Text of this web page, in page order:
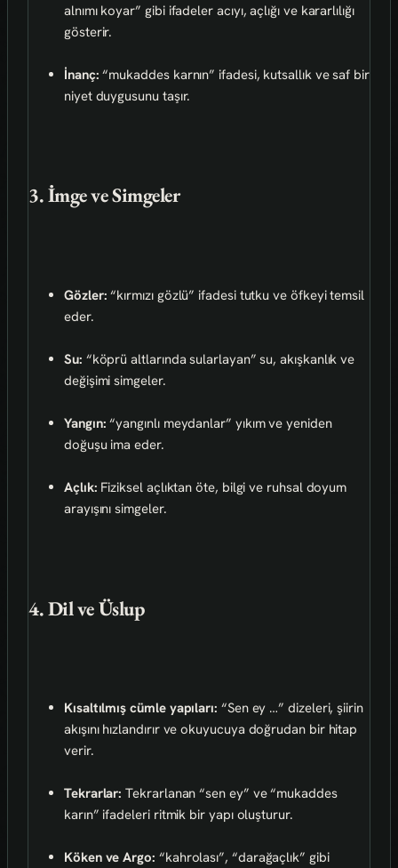
alnımı koyar” gibi ifadeler acıyı, açlığı ve kararlılığı
gösterir.
İnanç: “mukaddes karnın” ifadesi, kutsallık ve saf bir
niyet duygusunu taşır.
3. İmge ve Simgeler
Gözler: “kırmızı gözlü” ifadesi tutku ve öfkeyi temsil
eder.
Su: “köprü altlarında sularlayan” su, akışkanlık ve
değişimi simgeler.
Yangın: “yangınlı meydanlar” yıkım ve yeniden
doğuşu ima eder.
Açlık: Fiziksel açlıktan öte, bilgi ve ruhsal doyum
arayışını simgeler.
4. Dil ve Üslup
Kısaltılmış cümle yapıları: “Sen ey …” dizeleri, şiirin
akışını hızlandırır ve okuyucuya doğrudan bir hitap
verir.
Tekrarlar: Tekrarlanan “sen ey” ve “mukaddes
karın” ifadeleri ritmik bir yapı oluşturur.
Köken ve Argo: “kahrolası”, “darağaçlık” gibi